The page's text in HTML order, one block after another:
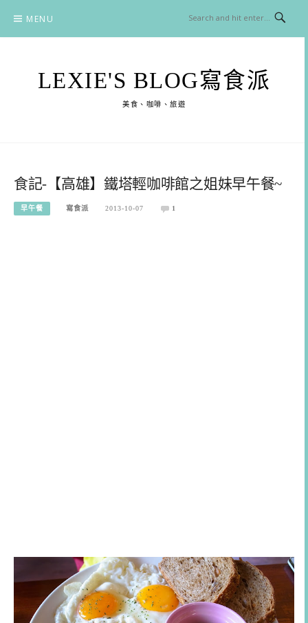
content
MENU
LEXIE'S BLOG寫食派
美食、咖啡、旅遊
食記-【高雄】鐵塔輕咖啡館之姐妹早午餐~
早午餐 寫食派 2013-10-07 1